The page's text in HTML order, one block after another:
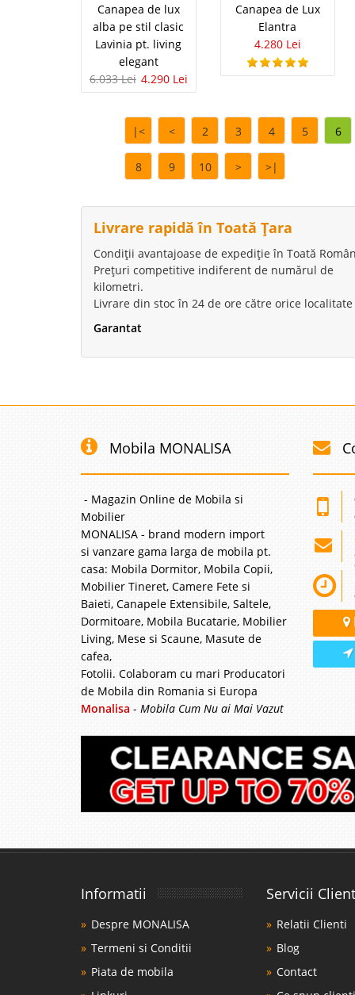
deosebita a
-10%
Canapele 3 Locuri
canapele si fotolii
mobila cu succes
atunci cand nu este
Canapea
Canapele Anatolia
canapea extensibila
extensie tip italian ce
Canapea
Canapele brodate cu
cu elemente florale
-42%
Canapea
3 locuri
Canapele elegante
Gratuita Bucuresti
CHESTER GRI
pe stil elegant si va
-39%
Canapea
regal
Canapele
locuri albastra model ..
-33%
Canapea
Canapea Albastra
Canapea de lux
alba pe stil clasic
Lavinia pt. living
elegant
6.033 Lei 4.290 Lei
Canapea de Lux
Elantra
4.280 Lei
|< < 2 3 4 5 6
8 9 10 > >|
Livrare rapidă în Toată Țara
Condiții avantajoase de expediție în Toată
Prețuri competitive indiferent de numărul de
kilometri.
Livrare din stoc în 24 de ore către orice localitate
Garantat
Mobila MONALISA
- Magazin Online de Mobila si
Mobilier
MONALISA - brand modern import
si vanzare gama larga de mobila pt.
casa: Mobila Dormitor, Mobila Copii,
Mobilier Tineret, Camere Fete si
Baieti, Canapele Extensibile, Saltele,
Dormitoare, Mobila Bucatarie, Mobilier
Living, Mese si Scaune, Masute de
cafea,
Fotolii. Colaboram cu mari Producatori
de Mobila din Romania si Europa
Monalisa - Mobila Cum Nu ai Mai Vazut
Informatii
Despre MONALISA
Termeni si Conditii
Piata de mobila
Servicii
Relatii Clienti
Blog
Contact